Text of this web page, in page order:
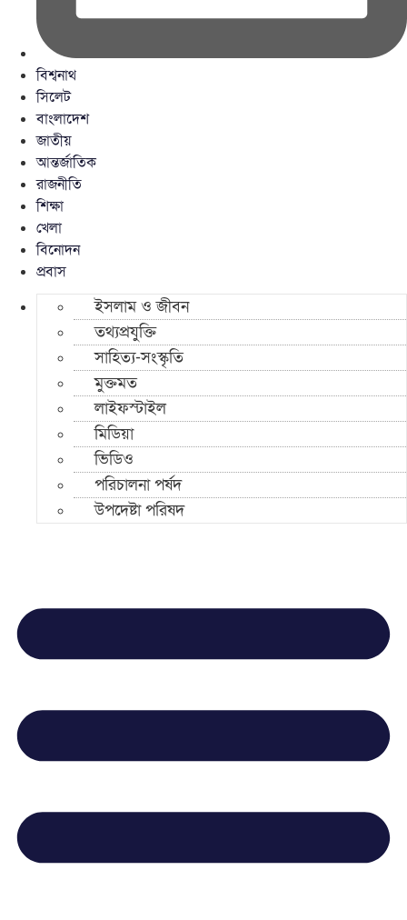
বিশ্বনাথ
সিলেট
বাংলাদেশ
জাতীয়
আন্তর্জাতিক
রাজনীতি
শিক্ষা
খেলা
বিনোদন
প্রবাস
ইসলাম ও জীবন
তথ্যপ্রযুক্তি
সাহিত্য-সংস্কৃতি
মুক্তমত
লাইফস্টাইল
মিডিয়া
ভিডিও
পরিচালনা পর্ষদ
উপদেষ্টা পরিষদ